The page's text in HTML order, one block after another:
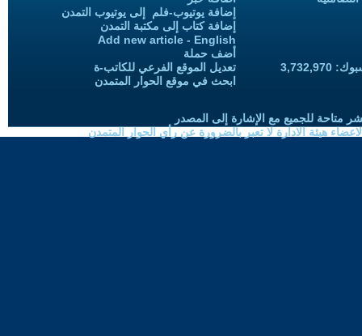
إضافة يوتيوب-فلم إلى يوتيوب التمدن
إضافة كتاب إلى مكتبة التمدن
Add new article - English
أضف حملة
تعديل الموقع الفرعي للكاتب-ة
ابحث في موقع الحوار المتمدن
متاحة للجميع مع الإشارة إلى المصدر
هيئة الادارة لا تعبر بالضرورة عن رأي الحوار المتمدن